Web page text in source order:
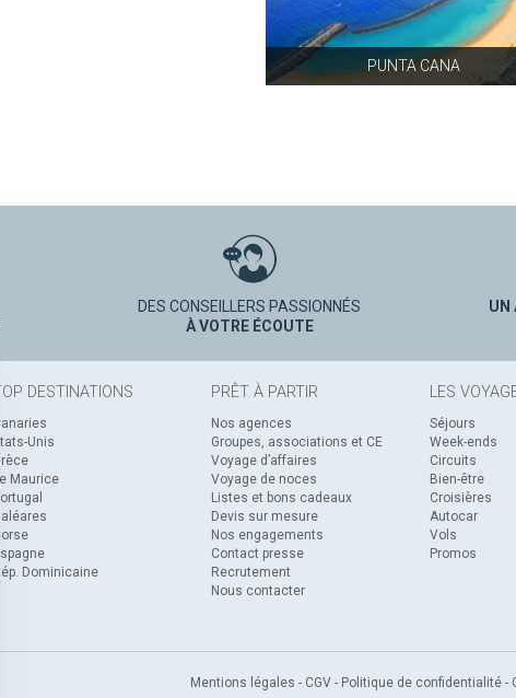
PUNTA CANA
DES CONSEILLERS PASSIONNÉS
À VOTRE ÉCOUTE
UN
DESTINATIONS
Unis
Maurice
Dominicaine
PRÊT À PARTIR
Nos agences
Groupes, associations et CE
Voyage d’affaires
Voyage de noces
Listes et bons cadeaux
Devis sur mesure
Nos engagements
Contact presse
Recrutement
Nous contacter
LES
Séjours
Week-ends
Circuits
Bien-être
Croisières
Autocar
Vols
Promos
Mentions légales - CGV - Politique de confidentialité -